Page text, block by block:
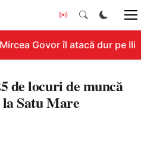
Govor îl atacă dur pe
de locuri de muncă
Satu Mare